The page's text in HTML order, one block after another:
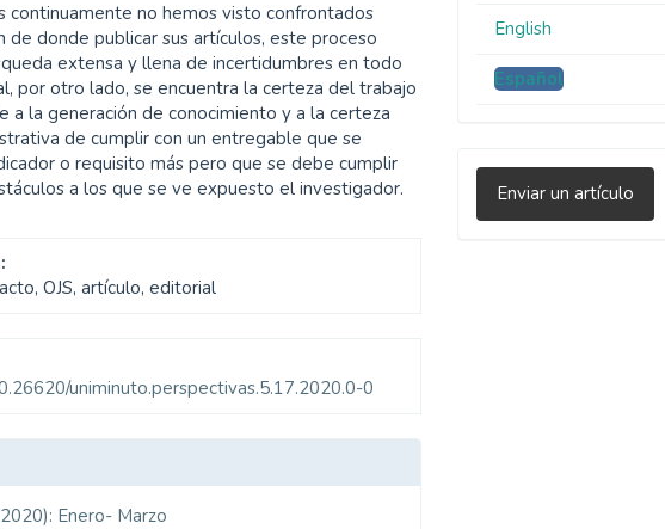
continuamente no hemos visto confrontados
de donde publicar sus artículos, este proceso
extensa y llena de incertidumbres en todo
por otro lado, se encuentra la certeza del trabajo
a la generación de conocimiento y a la certeza
de cumplir con un entregable que se
o requisito más pero que se debe cumplir
a los que se ve expuesto el investigador.
OJS, artículo, editorial
uniminuto.perspectivas.5.17.2020.0-0
Enero- Marzo
English
Español
Enviar
unEnviar un artículo